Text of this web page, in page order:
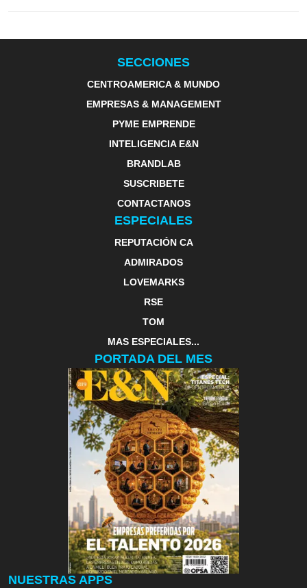
SECCIONES
CENTROAMERICA & MUNDO
EMPRESAS & MANAGEMENT
PYME EMPRENDE
INTELIGENCIA E&N
BRANDLAB
SUSCRIBETE
CONTACTANOS
ESPECIALES
REPUTACIÓN CA
ADMIRADOS
LOVEMARKS
RSE
TOM
MAS ESPECIALES...
PORTADA DEL MES
NUESTRAS APPS